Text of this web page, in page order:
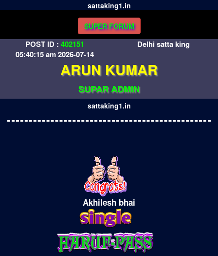
sattaking1.in
SUPER FORUM
POST ID : 402151
05:40:15 am 2026-07-14
Delhi satta king
ARUN KUMAR
SUPAR ADMIN
sattaking1.in
Akhilesh bhai